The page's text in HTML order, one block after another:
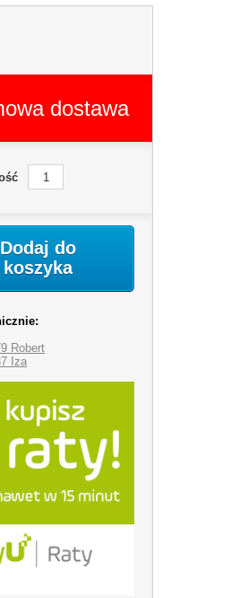
dostawa
Dodaj do
koszyka
Robert
Iza